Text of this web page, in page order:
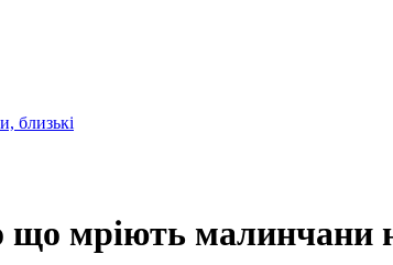
близькі
що мріють малинчани